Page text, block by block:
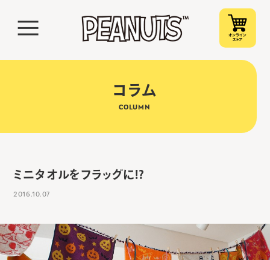
コラム
COLUMN
ミニタオルをフラッグに!?
2016.10.07